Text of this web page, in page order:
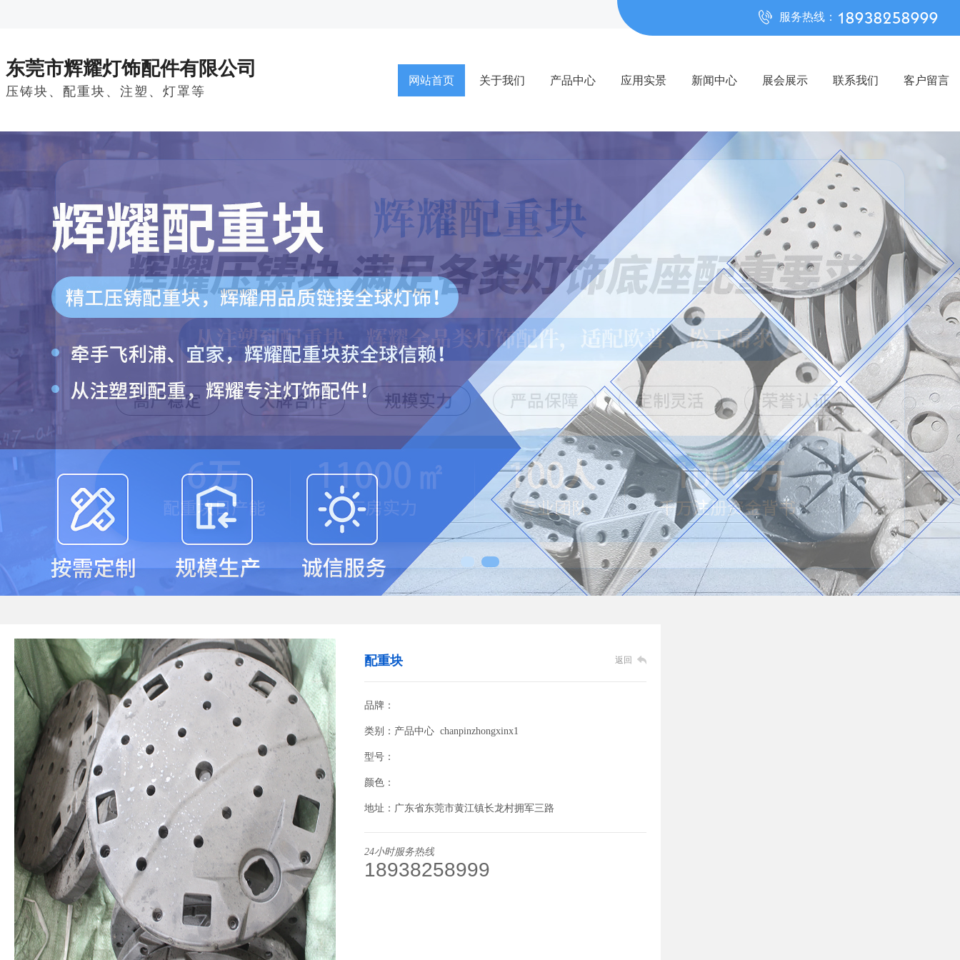
服务热线： 18938258999
东莞市辉耀灯饰配件有限公司
压铸块、配重块、注塑、灯罩等
网站首页 关于我们 产品中心 应用实景 新闻中心 展会展示 联系我们 客户留言
配重块 返回
品牌：
类别：产品中心 chanpinzhongxinx1
型号：
颜色：
地址：广东省东莞市黄江镇长龙村拥军三路
24小时服务热线
18938258999